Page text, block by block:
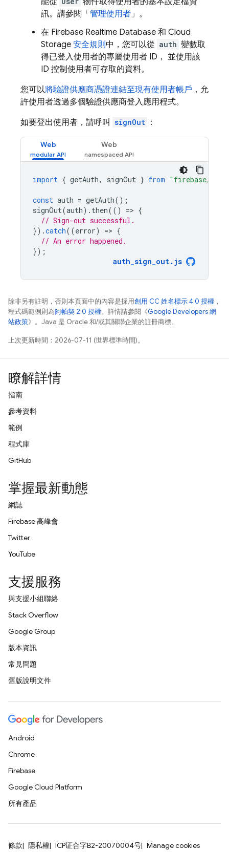
訊。請參閱「 管理使用者」。
在 Firebase Realtime Database 和 Cloud
Storage 安全規則中，您可以從 auth 變數取
得已登入使用者的專屬使用者 ID， 並使用該
ID 控制使用者可存取的資料。
您可以將驗證供應商憑證連結至現有使用者帳戶 ，允
許使用者透過多個驗證供應商登入應用程式。
如要登出使用者，請呼叫 signOut ：
Web Web
import { getAuth, signOut } from "firebase/
const auth = getAuth();
signOut(auth). then(() => {
// Sign-out successful.
}).catch((error) => {
// An error happened.
});
auth_sign_out. js
除非另有註明，否則本頁面中的內容是採用創用 CC 姓名標示 4.0 授權 ，
程式碼範例則為阿帕契 2.0 授權。詳情請參閱《Google Developers 網
站政策》。Java 是 Oracle 和/或其關聯企業的註冊商標。
上次更新時間：2026-07-11 (世界標準時間)。
瞭解詳情
指南
參考資料
範例
程式庫
GitHub
掌握最新動態
網誌
Firebase 高峰會
Twitter
YouTube
支援服務
與支援小組聯絡
Stack Overflow
Google Group
版本資訊
常見問題
舊版說明文件
Android
Chrome
Firebase
Google Cloud Platform
所有產品
條款 隱私權 ICP证合字B2-20070004号 Manage cookies